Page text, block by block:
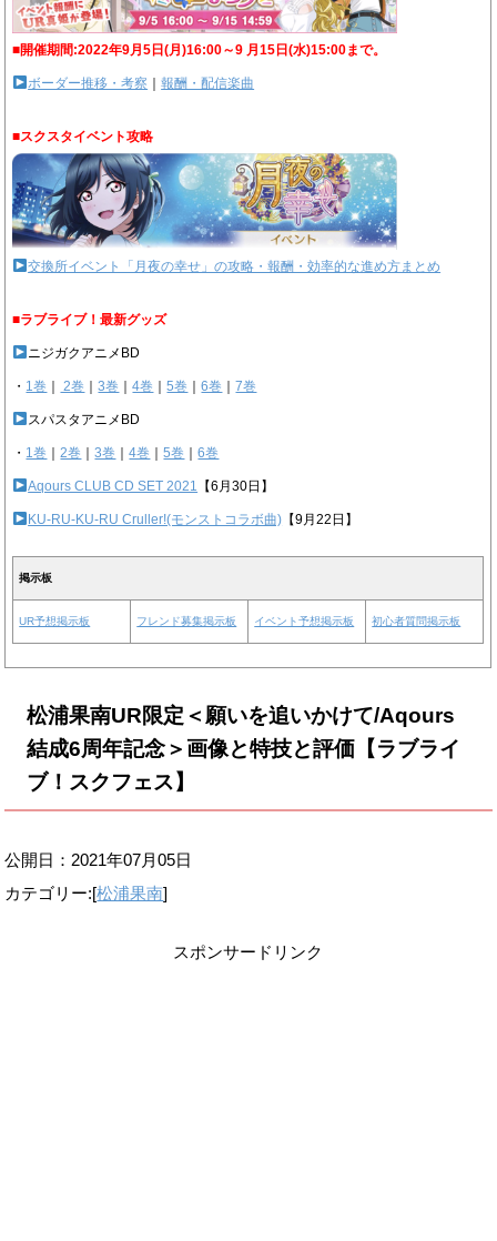
■開催期間:2022年9月5日(月)16:00～9 月15日(水)15:00まで。
ボーダー推移・考察 ｜報酬・配信楽曲
■スクスタイベント攻略
交換所イベント「月夜の幸せ」の攻略・報酬・効率的な進め方まとめ
■ラブライブ！最新グッズ
ニジガクアニメBD
・ 1巻 2巻 ｜3巻 ｜4巻 ｜5巻 ｜6巻 ｜7巻
スパスタアニメBD
・ 1巻 ｜2巻 ｜3巻 ｜4巻 ｜5巻 ｜6巻
Aqours CLUB CD SET 2021 【6月30日】
KU-RU-KU-RU Cruller!(モンストコラボ曲) 【9月22日】
掲示板
UR予想掲示板 フレンド募集掲示板 イベント予想掲示板 初心者質問掲示板
松浦果南UR限定＜願いを追いかけて/Aqours
結成6周年記念＞画像と特技と評価【ラブライ
ブ！スクフェス】
公開日： 2021年07月05日
カテゴリー:[松浦果南]
スポンサードリンク